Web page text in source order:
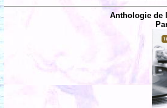
Anthologie de